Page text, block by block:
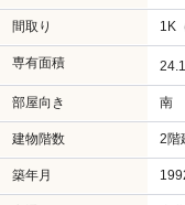
間取り 1K
専有面積
部屋向き 南
建物階数 2階
築年月